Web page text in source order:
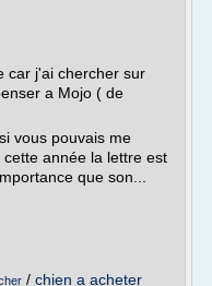
car j'ai chercher sur
a Mojo ( de
vous pouvais me
année la lettre est
que son...
/ chien a acheter